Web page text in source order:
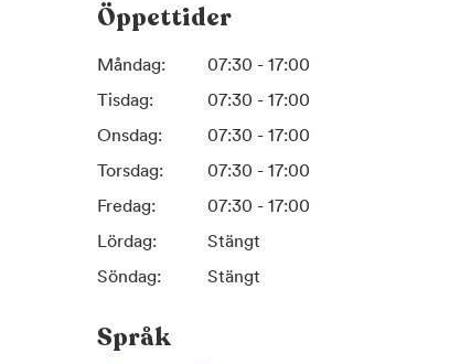
Öppettider
Måndag:
07:30 - 17:00
Tisdag:
07:30 - 17:00
Onsdag:
07:30 - 17:00
Torsdag:
07:30 - 17:00
Fredag:
07:30 - 17:00
Lördag:
Stängt
Söndag:
Stängt
Språk